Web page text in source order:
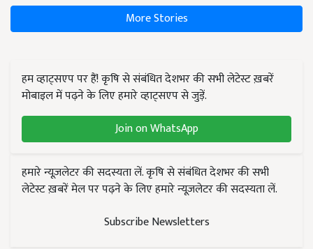
More Stories
हम व्हाट्सएप पर हैं! कृषि से संबंधित देशभर की सभी लेटेस्ट ख़बरें
मोबाइल में पढ़ने के लिए हमारे व्हाट्सएप से जुड़ें.
Join on WhatsApp
हमारे न्यूज़लेटर की सदस्यता लें. कृषि से संबंधित देशभर की सभी
लेटेस्ट ख़बरें मेल पर पढ़ने के लिए हमारे न्यूज़लेटर की सदस्यता लें.
Subscribe Newsletters